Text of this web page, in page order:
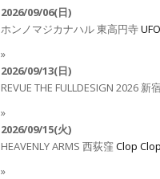
2026/09/06(日)
ホンノマジカナハル東高円寺
2026/09/13(日)
REVUE THE FULLDESIGN 2026 新
2026/09/15(火)
HEAVENLY ARMS 西荻窪Clop Clop